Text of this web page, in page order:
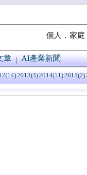
個人．家庭
章 AI產業新聞
2013(3)2014(11)2015(2)